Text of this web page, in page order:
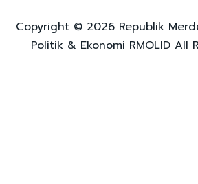
Copyright © 2026 Republik
Politik & Ekonomi RMOLID All